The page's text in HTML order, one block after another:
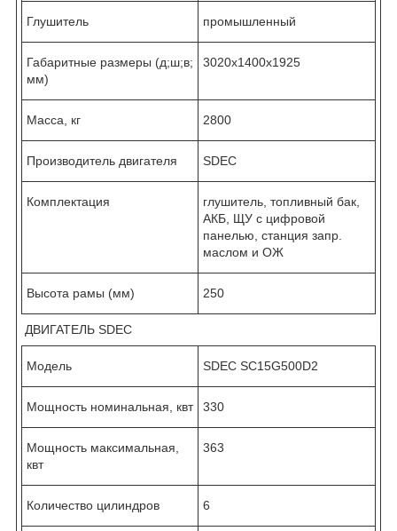
Глушитель промышленный
Габаритные размеры (д;ш;в;
мм)
3020x1400x1925
Масса, кг 2800
Производитель двигателя SDEC
Комплектация
глушитель, топливный бак,
АКБ, ЩУ с цифровой
панелью, станция запр.
маслом и ОЖ
Высота рамы (мм) 250
ДВИГАТЕЛЬ SDEC
Модель SDEC SC15G500D2
Мощность номинальная, квт 330
Мощность максимальная,
квт
363
Количество цилиндров 6